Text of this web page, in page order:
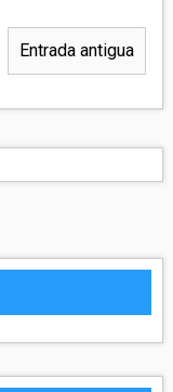
Entrada antigua